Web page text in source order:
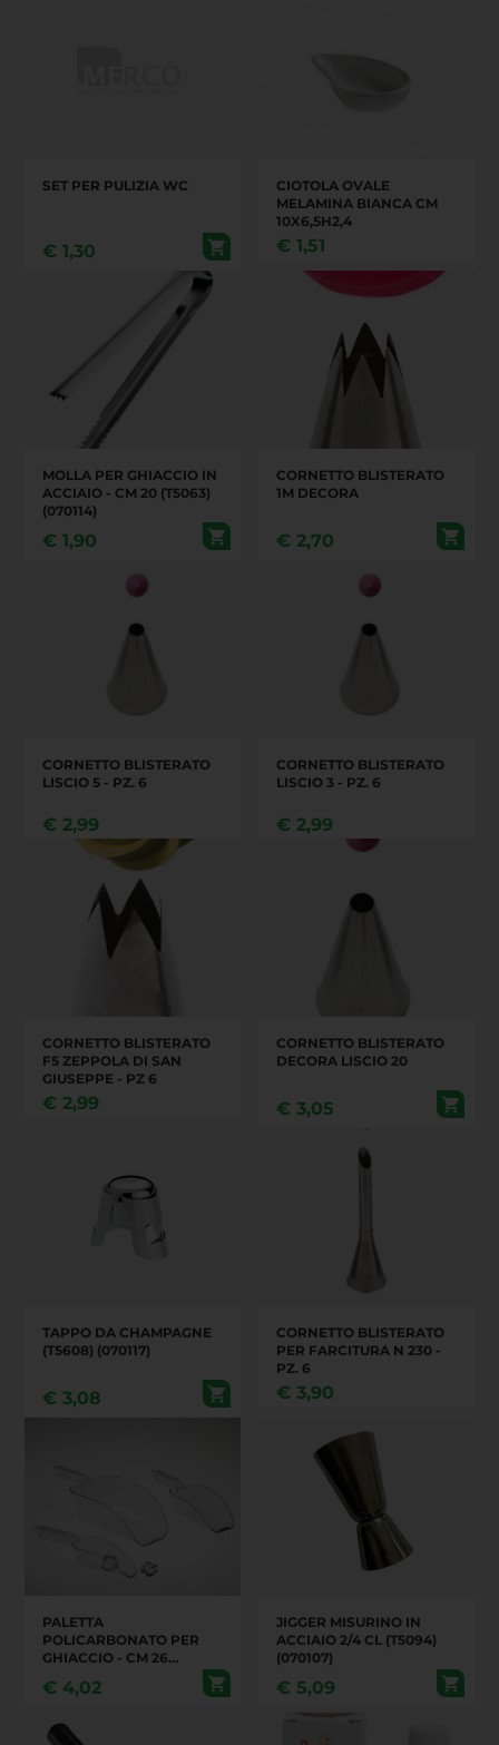
SET PER PULIZIA WC
€ 1,30
CIOTOLA OVALE
MELAMINA BIANCA CM
10X6,5H2,4
€ 1,51
MOLLA PER GHIACCIO IN
ACCIAIO - CM 20 (T5063)
(070114)
€ 1,90
CORNETTO BLISTERATO
1M DECORA
€ 2,70
CORNETTO BLISTERATO
LISCIO 5 - PZ. 6
€ 2,99
CORNETTO BLISTERATO
LISCIO 3 - PZ. 6
€ 2,99
CORNETTO BLISTERATO
F5 ZEPPOLA DI SAN
GIUSEPPE - PZ 6
€ 2,99
CORNETTO BLISTERATO
DECORA LISCIO 20
€ 3,05
TAPPO DA CHAMPAGNE
(T5608) (070117)
€ 3,08
CORNETTO BLISTERATO
PER FARCITURA N 230 -
PZ. 6
€ 3,90
PALETTA
POLICARBONATO PER
GHIACCIO - CM 26
€ 4,02
JIGGER MISURINO IN
ACCIAIO 2/4 CL (T5094)
(070107)
€ 5,09